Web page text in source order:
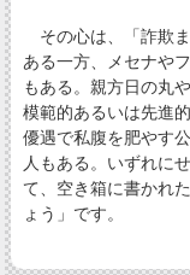
その心は、「詐欺
ある一方、メセナや
もある。親方日の丸
模範的あるいは先進
優遇で私腹を肥やす
人もある。いずれに
て、空き箱に書かれ
ょう」です。